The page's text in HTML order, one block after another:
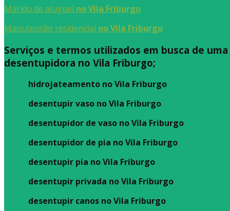
Marido de aluguel no Vila Friburgo
Manutenção residencial no Vila Friburgo
Serviços e termos utilizados em busca de uma
desentupidora no Vila Friburgo;
hidrojateamento no Vila Friburgo
desentupir vaso no Vila Friburgo
desentupidor de vaso no Vila Friburgo
desentupidor de pia no Vila Friburgo
desentupir pia no Vila Friburgo
desentupir privada no Vila Friburgo
desentupir canos no Vila Friburgo